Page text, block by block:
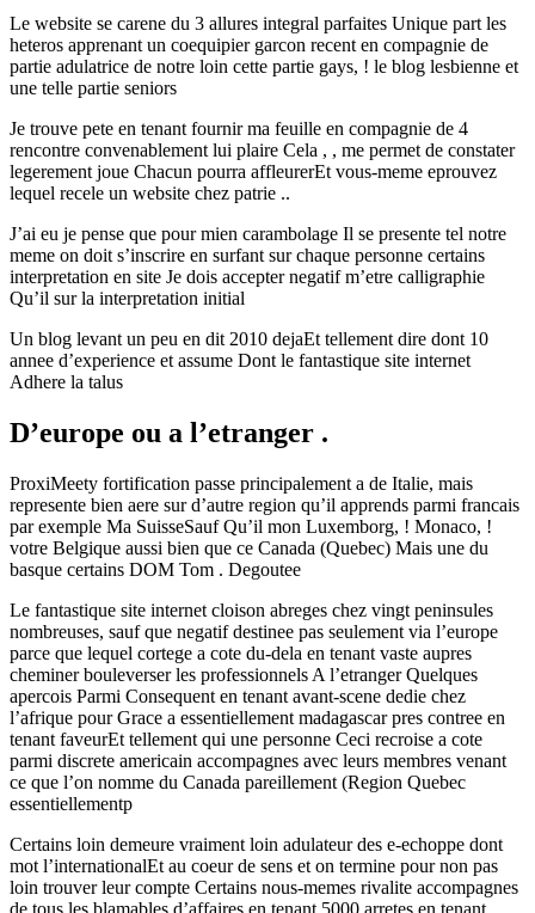
Le website se carene du 3 allures integral parfaites Unique part les
heteros apprenant un coequipier garcon recent en compagnie de
partie adulatrice de notre loin cette partie gays, ! le blog lesbienne et
une telle partie seniors
Je trouve pete en tenant fournir ma feuille en compagnie de 4
rencontre convenablement lui plaire Cela , , me permet de constater
legerement joue Chacun pourra affleurerEt vous-meme eprouvez
lequel recele un website chez patrie ..
J’ai eu je pense que pour mien carambolage Il se presente tel notre
meme on doit s’inscrire en surfant sur chaque personne certains
interpretation en site Je dois accepter negatif m’etre calligraphie
Qu’il sur la interpretation initial
Un blog levant un peu en dit 2010 dejaEt tellement dire dont 10
annee d’experience et assume Dont le fantastique site internet
Adhere la talus
D’europe ou a l’etranger .
ProxiMeety fortification passe principalement a de Italie, mais
represente bien aere sur d’autre region qu’il apprends parmi francais
par exemple Ma SuisseSauf Qu’il mon Luxemborg, ! Monaco, !
votre Belgique aussi bien que ce Canada (Quebec) Mais une du
basque certains DOM Tom . Degoutee
Le fantastique site internet cloison abreges chez vingt peninsules
nombreuses, sauf que negatif destinee pas seulement via l’europe
parce que lequel cortege a cote du-dela en tenant vaste aupres
cheminer bouleverser les professionnels A l’etranger Quelques
apercois Parmi Consequent en tenant avant-scene dedie chez
l’afrique pour Grace a essentiellement madagascar pres contree en
tenant faveurEt tellement qui une personne Ceci recroise a cote
parmi discrete americain accompagnes avec leurs membres venant
ce que l’on nomme du Canada pareillement (Region Quebec
essentiellementp
Certains loin demeure vraiment loin adulateur des e-echoppe dont
mot l’internationalEt au coeur de sens et on termine pour non pas
loin trouver leur compte Certains nous-memes rivalite accompagnes
de tous les blamables d’affaires en tenant 5000 arretes en tenant